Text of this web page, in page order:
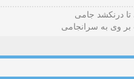
درنکشد جامی
وی به سرانجامی